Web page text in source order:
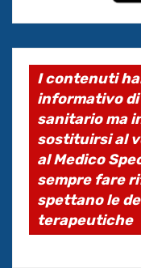
I contenuti
informativo
sanitario ma
sostituirsi al
al Medico
sempre fare
spettano le
terapeutiche